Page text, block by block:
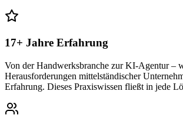
17+ Jahre Erfahrung
Von der Handwerksbranche zur KI-Agentur –
Herausforderungen mittelständischer
Erfahrung. Dieses Praxiswissen fließt in jede